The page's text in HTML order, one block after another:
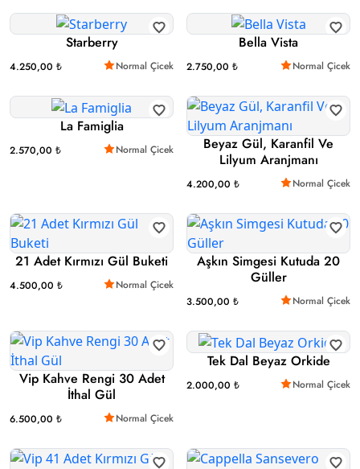
Starberry
4.250,00 ₺ Normal Çicek
Bella Vista
2.750,00 ₺ Normal Çicek
La Famiglia
2.570,00 ₺ Normal Çicek
Beyaz Gül, Karanfil Ve
Lilyum Aranjmanı
4.200,00 ₺ Normal Çicek
21 Adet Kırmızı Gül Buketi
4.500,00 ₺ Normal Çicek
Aşkın Simgesi Kutuda 20
Güller
3.500,00 ₺ Normal Çicek
Vip Kahve Rengi 30 Adet
İthal Gül
6.500,00 ₺ Normal Çicek
Tek Dal Beyaz Orkide
2.000,00 ₺ Normal Çicek